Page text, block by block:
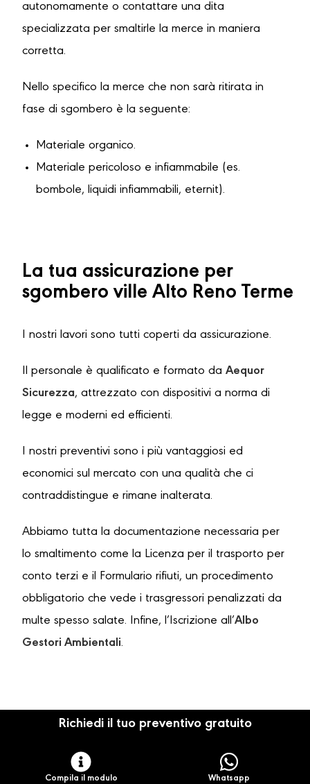
autonomamente o contattare una dita
specializzata per smaltirle la merce in maniera
corretta.
Nello specifico la merce che non sarà ritirata in
fase di sgombero è la seguente:
Materiale organico.
Materiale pericoloso e infiammabile (es.
bombole, liquidi infiammabili, eternit).
La tua assicurazione per
sgombero ville Alto Reno Terme
I nostri lavori sono tutti coperti da assicurazione.
Il personale è qualificato e formato da Aequor
Sicurezza, attrezzato con dispositivi a norma di
legge e moderni ed efficienti.
I nostri preventivi sono i più vantaggiosi ed
economici sul mercato con una qualità che ci
contraddistingue e rimane inalterata.
Abbiamo tutta la documentazione necessaria per
lo smaltimento come la Licenza per il trasporto per
conto terzi e il Formulario rifiuti, un procedimento
obbligatorio che vede i trasgressori penalizzati da
multe spesso salate. Infine, l’Iscrizione all’Albo
Gestori Ambientali.
Richiedi il tuo preventivo gratuito
Compila il modulo Whatsapp